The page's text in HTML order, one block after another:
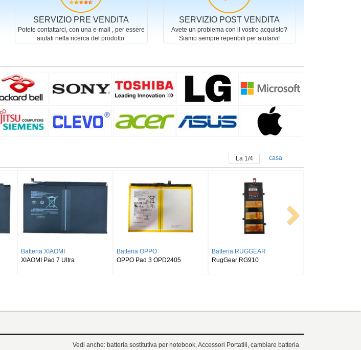
SERVIZIO PRE VENDITA
Potete contattarci, con una e-mail , per essere
aiutati nella ricerca del prodotto.
SERVIZIO POST VENDITA
Avete un problema con il vostro acquisto?
Siamo sempre reperibili per aiutarvi!
La 1/4 casa
Tab S9 Plus
Batteria SAMSUNG
SAMSUNG Galaxy Tab S9FE
Batteria SAMSUNG
SAMSUNG Tab Active Pro SM-
Batteria ALLDOCUBE
Alldocube T50
Vedi anche: batteria sostitutiva per notebook, Accessori Portatili, cambiare batteria